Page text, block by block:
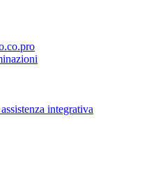
integrativa